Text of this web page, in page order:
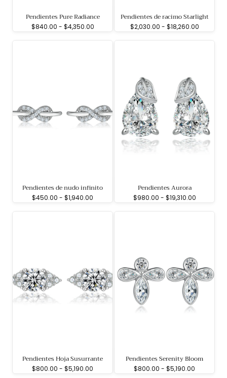
Pendientes Pure Radiance
Precio
$840.00 - Precio
$4,350.00
Pendientes de racimo Starlight
Precio
$2,030.00 - Precio
$18,260.00
Pendientes de nudo infinito
Precio
$450.00 - Precio
$1,940.00
Pendientes Aurora
Precio
$980.00 - Precio
$19,310.00
Pendientes Hoja Susurrante
Precio
$800.00 - Precio
$5,190.00
Pendientes Serenity Bloom
Precio
$800.00 - Precio
$5,190.00